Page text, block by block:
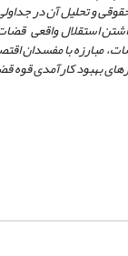
در
استقلال واقعی
مبارزه با مفسدان
بهبود کارآمدی